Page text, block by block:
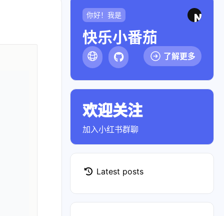
你好！我是
快乐小番茄
了解更多
欢迎关注
加入小红书群聊
点击前往小红书
Latest posts